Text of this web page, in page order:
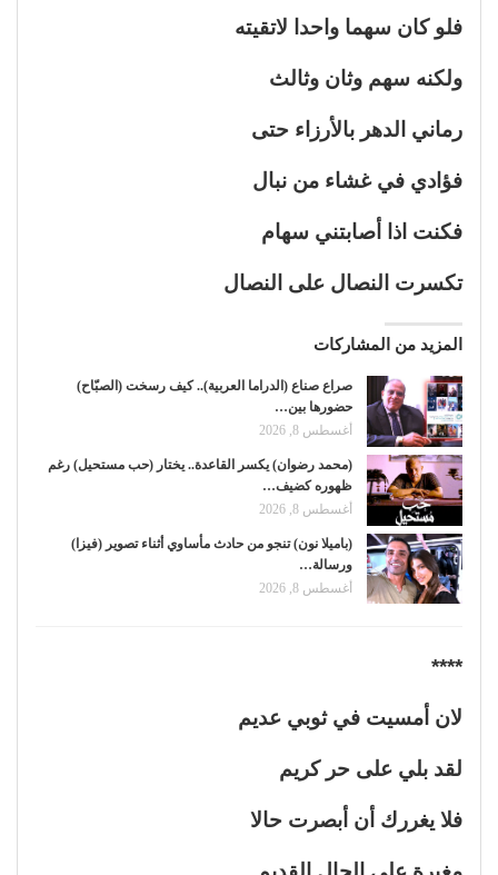
فلو كان سهما واحدا لاتقيته
ولكنه سهم وثان وثالث
رماني الدهر بالأرزاء حتى
فؤادي في غشاء من نبال
فكنت اذا أصابتني سهام
تكسرت النصال على النصال
المزيد من المشاركات
صراع صناع (الدراما العربية).. كيف رسخت (الصبّاح)
حضورها بين…
أغسطس 8, 2026
(محمد رضوان) يكسر القاعدة.. يختار (حب مستحيل) رغم
ظهوره كضيف…
أغسطس 8, 2026
(باميلا نون) تنجو من حادث مأساوي أثناء تصوير (فيزا)
ورسالة…
أغسطس 8, 2026
****
لان أمسيت في ثوبي عديم
لقد بلي على حر كريم
فلا يغررك أن أبصرت حالا